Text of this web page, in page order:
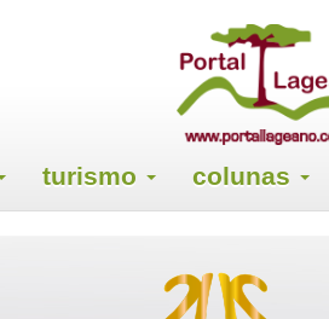
turismo colunas